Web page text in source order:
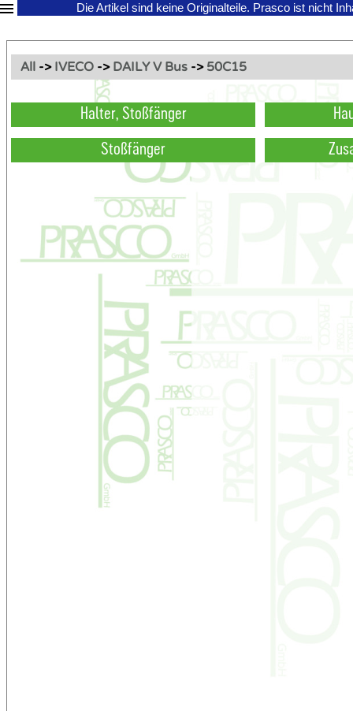
Die Artikel sind keine Originalteile. Prasco ist nicht
All -> IVECO -> DAILY V Bus -> 50C15
Halter, Stoßfänger
Stoßfänger